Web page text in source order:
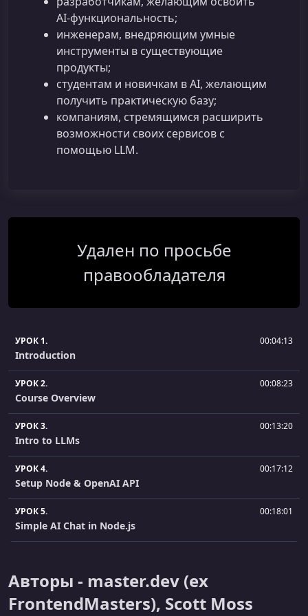
AI‑функциональность;
инженерам, внедряющим умные
инструменты в существующие
продукты;
студентам и новичкам в AI, желающим
получить практическую базу;
компаниям, стремящимся расширить
возможности своих сервисов с
помощью LLM.
Удален по просьбе
правообладателя
УРОК 1. 00:04:13
Introduction
УРОК 2. 00:08:23
Course Overview
УРОК 3. 00:13:20
Intro to LLMs
УРОК 4. 00:17:12
Setup Node & OpenAI API
УРОК 5. 00:18:01
Simple AI Chat in Node.js
УРОК 7.
Search & Langchain Overview
Авторы - master.dev (ex
FrontendMasters), Scott Moss